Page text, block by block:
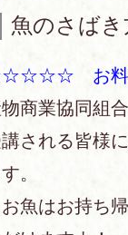
当館に
じわい館と
の食文化に
料理教室
魚のさばき
お料理
商業協同組
される皆様
。
魚はお持ち